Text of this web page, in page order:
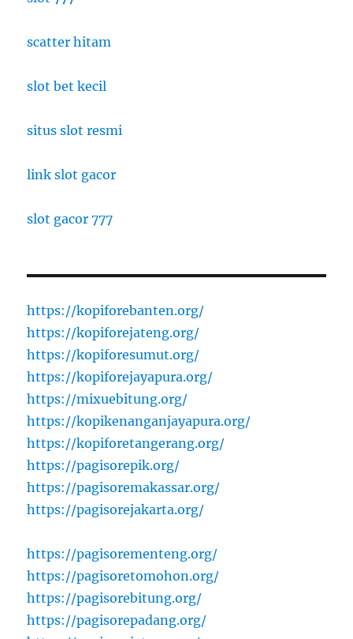
scatter hitam
slot bet kecil
situs slot resmi
link slot gacor
slot gacor 777
https://kopiforebanten.org/
https://kopiforejateng.org/
https://kopiforesumut.org/
https://kopiforejayapura.org/
https://mixuebitung.org/
https://kopikenanganjayapura.org/
https://kopiforetangerang.org/
https://pagisorepik.org/
https://pagisoremakassar.org/
https://pagisorejakarta.org/
https://pagisorementeng.org/
https://pagisoretomohon.org/
https://pagisorebitung.org/
https://pagisorepadang.org/